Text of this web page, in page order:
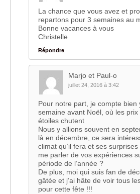
La chance que vous avez et
repartons pour 3 semaines au
Bonne vacances à vous
Christelle
Répondre
Marjo et Paul-o
juillet 24, 2016 à 3:42
Pour notre part, je compte bien
semaine avant Noël, où les prix
étoiles chutent
Nous y allions souvent en
là en décembre, ce sera
climat qu’il fera et ses
me parler de vos expériences
période de l’année ?
De plus, moi qui suis fan de
gâtée et j’ai hâte de voir tous
pour cette fête !!!